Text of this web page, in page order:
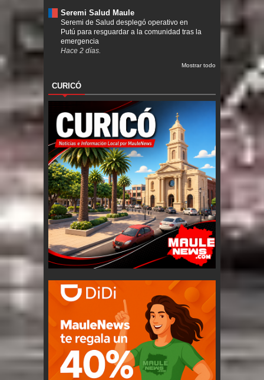
Seremi Salud Maule
Seremi de Salud desplegó operativo en
Putú para resguardar a la comunidad tras la
emergencia
Hace 2 días.
Mostrar todo
CURICÓ